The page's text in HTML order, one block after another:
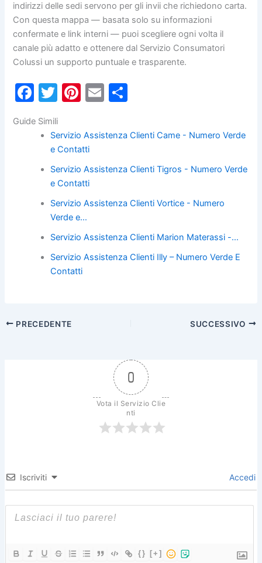
indirizzi delle sedi servono per gli invii che richiedono carta.
Con questa mappa — basata solo su informazioni
confermate e link interni — puoi scegliere ogni volta il
canale più adatto e ottenere dal Servizio Consumatori
Colussi un supporto puntuale e trasparente.
F
c
b
o
T
itt
er
Pi
er
e
st
E
ai n
vi
Guide Simili
Servizio Assistenza Clienti Came - Numero Verde
e Contatti
Servizio Assistenza Clienti Tigros - Numero Verde
e Contatti
Servizio Assistenza Clienti Vortice - Numero
Verde e…
Servizio Assistenza Clienti Marion Materassi -…
Servizio Assistenza Clienti Illy – Numero Verde E
Contatti
PRECEDENTE SUCCESSIVO
0
Vota il Servizio Clie
nti
Iscriviti Accedi
{} [+]